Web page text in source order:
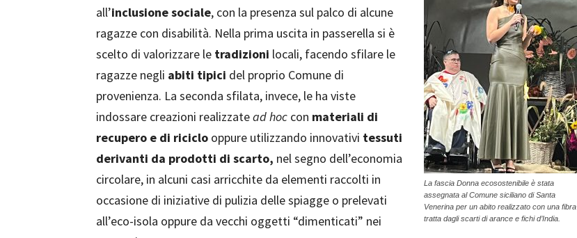
La fascia Donna ecosostenibile è stata
assegnata al Comune siciliano di Santa
Venerina per un abito realizzato con una fibra
tratta dagli scarti di arance e fichi d’India.
all’inclusione sociale, con la presenza sul palco di alcune
ragazze con disabilità. Nella prima uscita in passerella si è
scelto di valorizzare le tradizioni locali, facendo sfilare le
ragazze negli abiti tipici del proprio Comune di
provenienza. La seconda sfilata, invece, le ha viste
indossare creazioni realizzatead hoc con materiali di
recupero e di riciclo oppure utilizzando innovativi tessuti
derivanti da prodotti di scarto, nel segno dell’economia
circolare, in alcuni casi arricchite da elementi raccolti in
occasione di iniziative di pulizia delle spiagge o prelevati
all’eco-isola oppure da vecchi oggetti “dimenticati” nei